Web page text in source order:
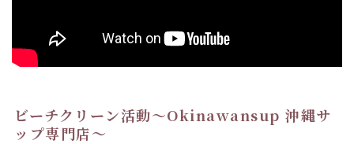
ビーチクリーン活動〜Okinawansup 沖縄サ
ップ専門店〜